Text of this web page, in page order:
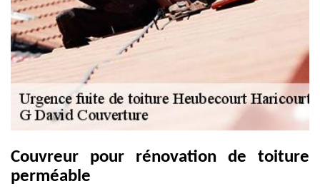
Couvreur pour rénovation de toiture
perméable